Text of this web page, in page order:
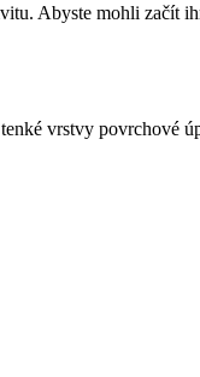
Abyste mohli začít
vrstvy povrchové